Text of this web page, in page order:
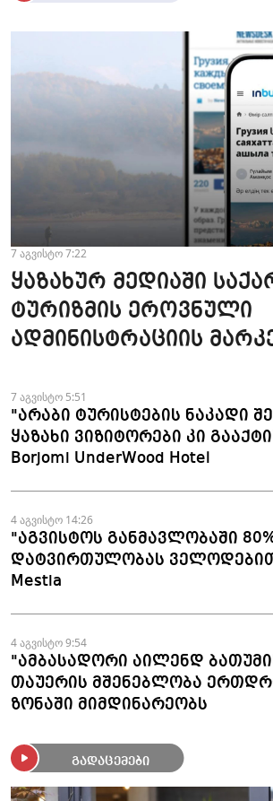
7 აგვისტო 7:22
ყაზახურ მედიაში
ტურიზმის ეროვნული
ადმინისტრაციის
მომზადდა
7 აგვისტო 5:51
"არაბი ტურისტების ნაკადი
ყაზახი ვიზიტორები კი
Borjomi UnderWood Hotel
4 აგვისტო 14:26
"აგვისტოს განმავლობაში
დატვირთულობას
Mestia
4 აგვისტო 9:54
"ამბასადორი აილენდ
თაუერის მშენებლობა
ზონაში მიმდინარეობს
გადაცემები